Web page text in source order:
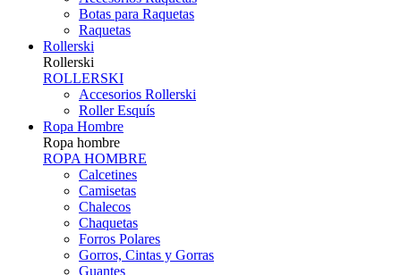
Botas para Raquetas
Raquetas
Rollerski
Rollerski
ROLLERSKI
Accesorios Rollerski
Roller Esquís
Ropa Hombre
Ropa hombre
ROPA HOMBRE
Calcetines
Camisetas
Chalecos
Chaquetas
Forros Polares
Gorros, Cintas y Gorras
Guantes